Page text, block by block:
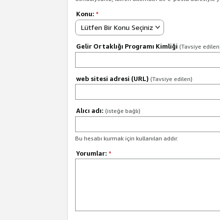
Konu: *
Lütfen Bir Konu Seçiniz
Gelir Ortaklığı Programı Kimliği (Tavsiye
web sitesi adresi (URL) (Tavsiye edilen)
Alıcı adı: (isteğe bağlı)
Bu hesabı kurmak için kullanılan addır.
Yorumlar: *